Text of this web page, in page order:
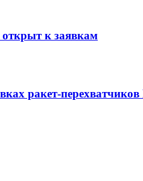
к заявкам
ракет-